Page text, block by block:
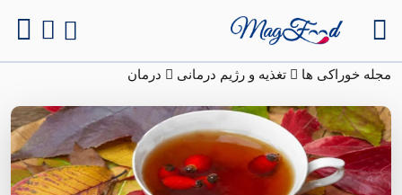
مجله خوراکی ها تغذیه و رژیم درمانی درمان